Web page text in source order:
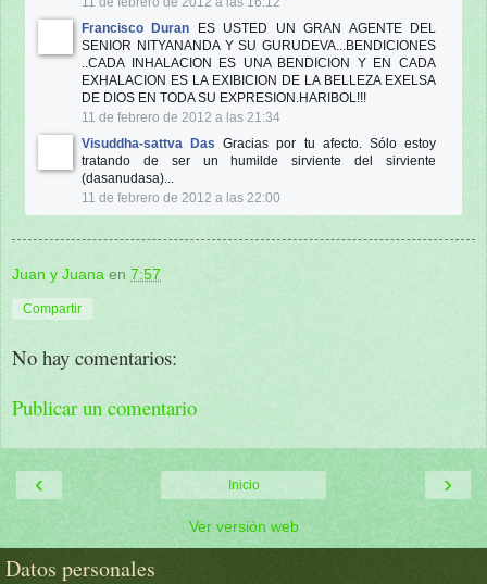
Francisco Duran
ES USTED UN GRAN AGENTE DEL
SENIOR NITYANANDA Y SU GURUDEVA...BENDICIONES
..CADA INHALACION ES UNA BENDICION Y EN CADA
EXHALACION ES LA EXIBICION DE LA BELLEZA EXELSA
DE DIOS EN TODA SU EXPRESION.HARIBOL!!!
11 de febrero de 2012 a las 21:34
Visuddha-sattva Das Gracias por tu afecto. Sólo estoy
tratando de ser un humilde sirviente del sirviente
(dasanudasa)...
11 de febrero de 2012 a las 22:00
Juan y Juana en 7:57
Compartir
No hay comentarios:
Publicar un comentario
‹ ›
Inicio
Ver versión web
Datos personales